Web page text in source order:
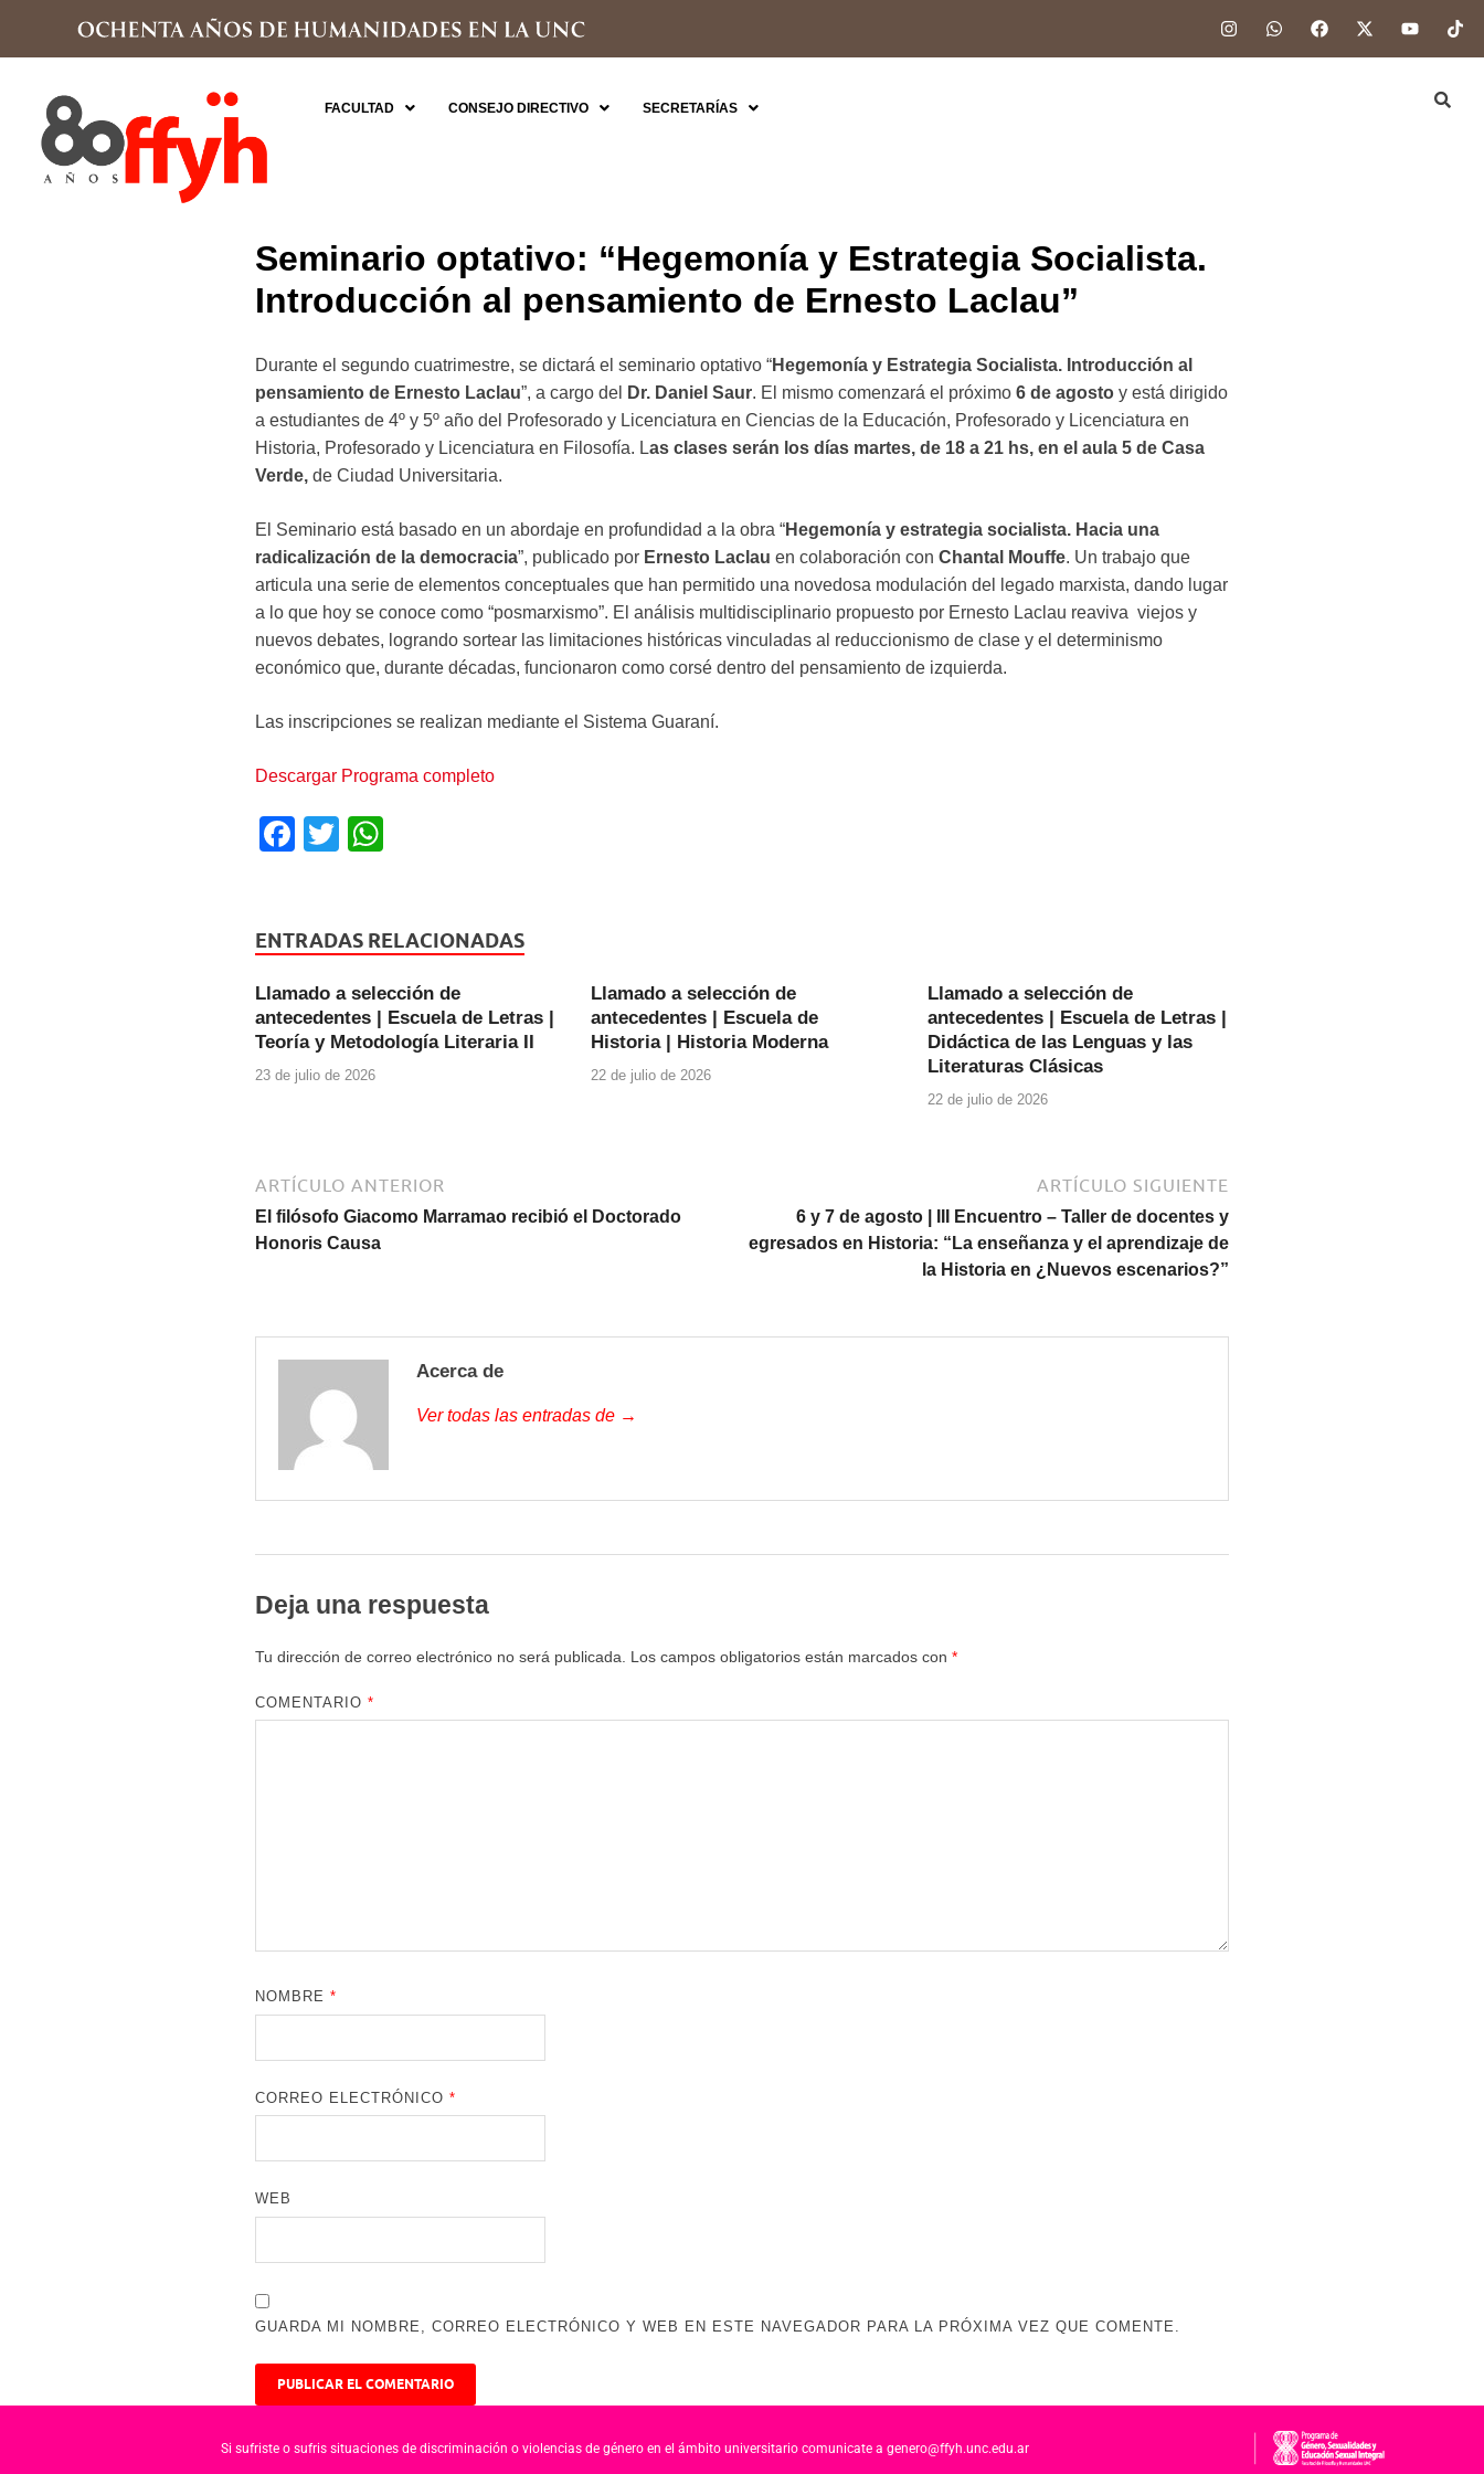
FACULTAD CONSEJO DIRECTIVO SECRETARÍAS
Seminario optativo: “Hegemonía y Estrategia Socialista.
Introducción al pensamiento de Ernesto Laclau”
Durante el segundo cuatrimestre, se dictará el seminario optativo “Hegemonía y Estrategia Socialista. Introducción al
pensamiento de Ernesto Laclau”, a cargo del Dr. Daniel Saur. El mismo comenzará el próximo 6 de agosto y está dirigido
a estudiantes de 4º y 5º año del Profesorado y Licenciatura en Ciencias de la Educación, Profesorado y Licenciatura en
Historia, Profesorado y Licenciatura en Filosofía. Las clases serán los días martes, de 18 a 21 hs, en el aula 5 de Casa
Verde, de Ciudad Universitaria.
El Seminario está basado en un abordaje en profundidad a la obra “Hegemonía y estrategia socialista. Hacia una
radicalización de la democracia”, publicado por Ernesto Laclau en colaboración con Chantal Mouffe. Un trabajo que
articula una serie de elementos conceptuales que han permitido una novedosa modulación del legado marxista, dando lugar
a lo que hoy se conoce como “posmarxismo”. El análisis multidisciplinario propuesto por Ernesto Laclau reaviva viejos y
nuevos debates, logrando sortear las limitaciones históricas vinculadas al reduccionismo de clase y el determinismo
económico que, durante décadas, funcionaron como corsé dentro del pensamiento de izquierda.
Las inscripciones se realizan mediante el Sistema Guaraní.
Descargar Programa completo
F
e
o
o
k
T
er s
p
p
ENTRADAS RELACIONADAS
Llamado a selección de
antecedentes | Escuela de Letras |
Teoría y Metodología Literaria II
23 de julio de 2026
Llamado a selección de
antecedentes | Escuela de
Historia | Historia Moderna
22 de julio de 2026
Llamado a selección de
antecedentes | Escuela de Letras |
Didáctica de las Lenguas y las
Literaturas Clásicas
22 de julio de 2026
ARTÍCULO ANTERIOR
El filósofo Giacomo Marramao recibió el Doctorado
Honoris Causa
ARTÍCULO SIGUIENTE
6 y 7 de agosto | III Encuentro – Taller de docentes y
egresados en Historia: “La enseñanza y el aprendizaje de
la Historia en ¿Nuevos escenarios?”
Acerca de
Ver todas las entradas de →
Deja una respuesta
Tu dirección de correo electrónico no será publicada. Los campos obligatorios están marcados con *
COMENTARIO*
NOMBRE*
CORREO ELECTRÓNICO*
WEB
GUARDA MI NOMBRE, CORREO ELECTRÓNICO Y WEB EN ESTE NAVEGADOR PARA LA PRÓXIMA VEZ QUE COMENTE.
Si sufriste o sufris situaciones de discriminación o violencias de género en el ámbito universitario comunicate a genero@ffyh.unc.edu.ar